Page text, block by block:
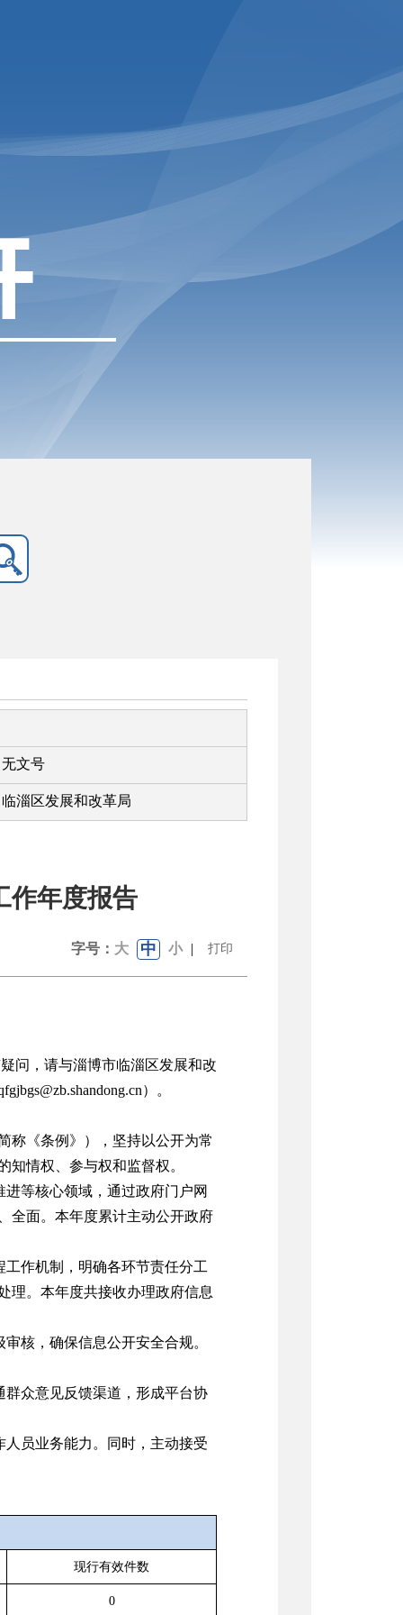
无文号
临淄区发展和改革局
作年度报告
字号： 大 中 小 | 打印
问，请与淄博市临淄区发展和改
）。
称《条例》），坚持以公开为常
情权、参与权和监督权。
等核心领域，通过政府门户网
全面。本年度累计主动公开政府
作机制，明确各环节责任分工
理。本年度共接收办理政府信息
核，确保信息公开安全合规。
众意见反馈渠道，形成平台协
员业务能力。同时，主动接受
现行有效件数
0